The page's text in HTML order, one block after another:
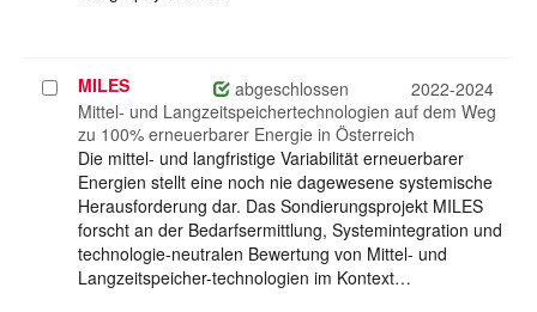
Projekt
auswählen
MILES abgeschlossen
2022-2024
Mittel- und Langzeitspeichertechnologien auf dem Weg
zu 100% erneuerbarer Energie in Österreich
Die mittel- und langfristige Variabilität erneuerbarer
Energien stellt eine noch nie dagewesene systemische
Herausforderung dar. Das Sondierungsprojekt MILES
forscht an der Bedarfsermittlung, Systemintegration und
technologie-neutralen Bewertung von Mittel- und
Langzeitspeicher-technologien im Kontext…